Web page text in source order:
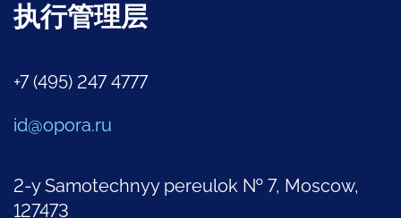
执行管理层
+7 (495) 247 4777
id@opora.ru
2-y Samotechnyy pereulok № 7, Moscow,
127473